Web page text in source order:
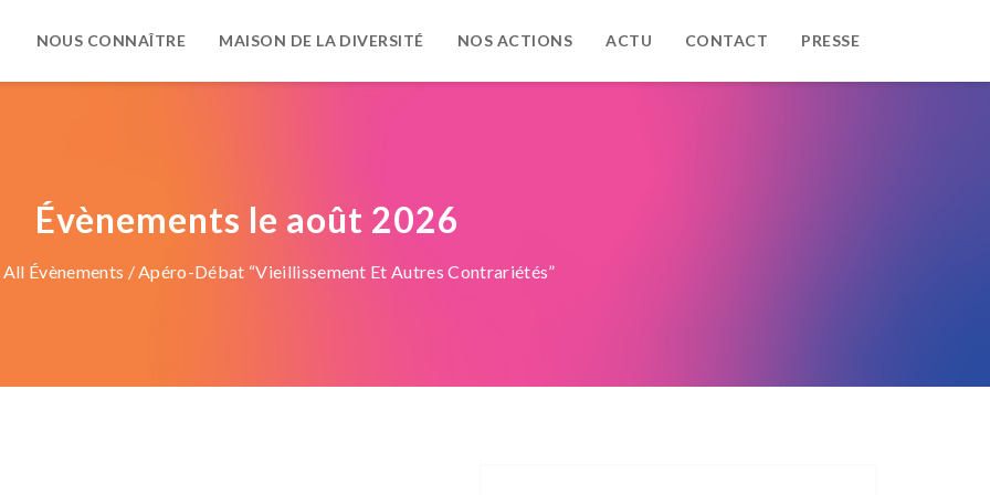
NOUS CONNAÎTRE MAISON DE LA DIVERSITÉ NOS ACTIONS ACTU CONTACT PRESSE
Évènements le août 2026
All Évènements / Apéro-Débat “Vieillissement Et Autres Contrariétés”